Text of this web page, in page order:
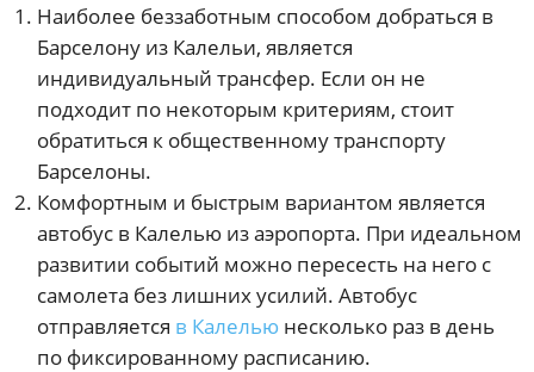
Наиболее беззаботным способом добраться в
Барселону из Калельи, является
индивидуальный трансфер. Если он не
подходит по некоторым критериям, стоит
обратиться к общественному транспорту
Барселоны.
Комфортным и быстрым вариантом является
автобус в Калелью из аэропорта. При идеальном
развитии событий можно пересесть на него с
самолета без лишних усилий. Автобус
отправляется в Калелью несколько раз в день
по фиксированному расписанию.